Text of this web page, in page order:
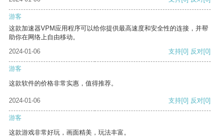
游客
这款加速器VPM应用程序可以给你提供最高速度和安全性的连接，并帮
助你在网络上自由移动。
2024-01-06
支持[0] 反对[0]
游客
这款软件的价格非常实惠，值得推荐。
2024-01-06 支持[0] 反对[0]
游客
这款游戏非常好玩，画面精美，玩法丰富。